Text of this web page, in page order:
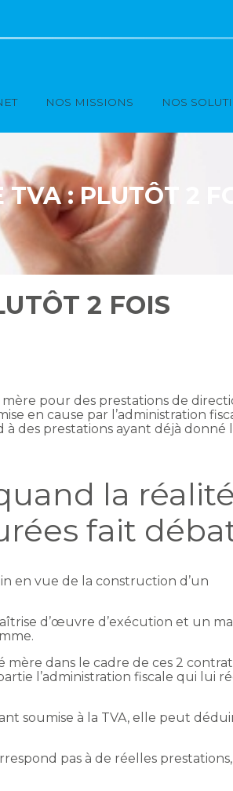
NOS MISSIONS NOS
TVA : PLUTÔT 2
2 FOIS
pour des prestations de
en cause par l’administration
des prestations ayant déjà donné
la réalité
fait
en vue de la construction d’un
d’œuvre d’exécution et un
mère dans le cadre de ces 2
l’administration fiscale qui lui
soumise à la TVA, elle peut
pas à de réelles prestations,